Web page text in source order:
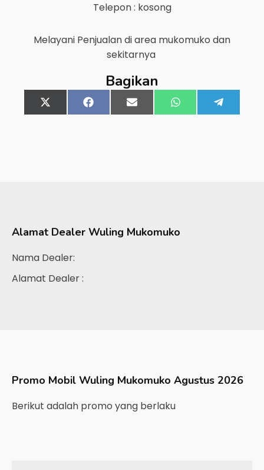
Telepon : kosong
Melayani Penjualan di area mukomuko dan
sekitarnya
Bagikan
Share
on
X
(Twitter)
Share
on
FacebookShare
on
Email Share
on
WhatsApp
on
Alamat Dealer Wuling Mukomuko
Nama Dealer:
Alamat Dealer :
Promo Mobil Wuling Mukomuko Agustus 2026
Berikut adalah promo yang berlaku